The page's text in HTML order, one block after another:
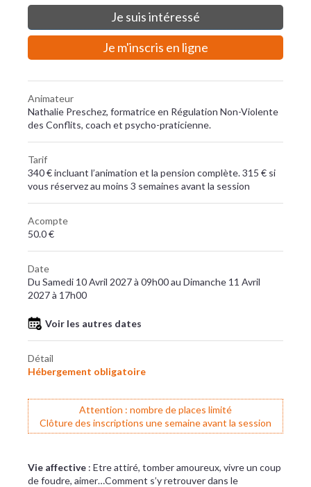
Je suis intéressé
Je m'inscris en ligne
Animateur
Nathalie Preschez, formatrice en Régulation Non-Violente
des Conflits, coach et psycho-praticienne.
Tarif
340 € incluant l’animation et la pension complète. 315 € si
vous réservez au moins 3 semaines avant la session
Acompte
50.0 €
Date
Du Samedi 10 Avril 2027 à 09h00 au Dimanche 11 Avril
2027 à 17h00
Voir les autres dates
Détail
Hébergement obligatoire
Attention : nombre de places limité
Clôture des inscriptions une semaine avant la session
Vie affective : Etre attiré, tomber amoureux, vivre un coup
de foudre, aimer…Comment s’y retrouver dans le